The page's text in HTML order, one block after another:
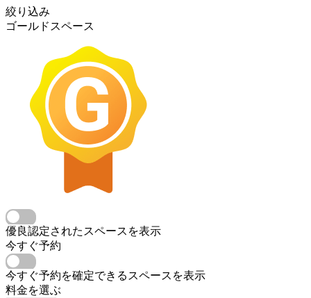
絞り込み
ゴールドスペース
優良認定されたスペースを表示
今すぐ予約
今すぐ予約を確定できるスペースを表示
料金を選ぶ